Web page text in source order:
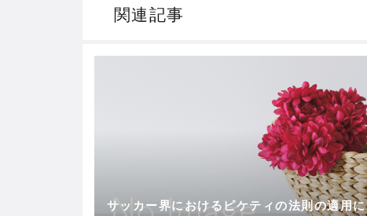
関連記事
サッカー界におけるピケティの法則の適用に